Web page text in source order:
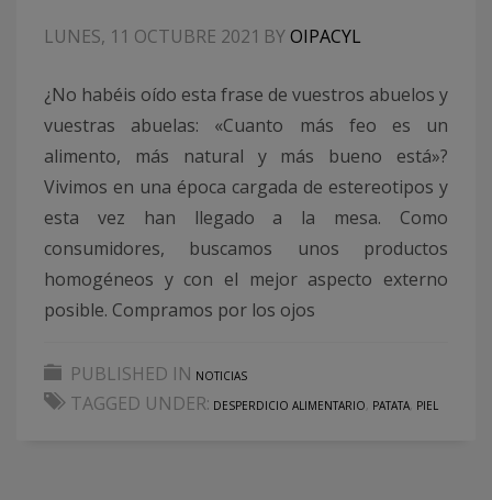
LUNES, 11 OCTUBRE 2021 BYOIPACYL
¿No habéis oído esta frase de vuestros abuelos y
vuestras abuelas: «Cuanto más feo es un
alimento, más natural y más bueno está»?
Vivimos en una época cargada de estereotipos y
esta vez han llegado a la mesa. Como
consumidores, buscamos unos productos
homogéneos y con el mejor aspecto externo
posible. Compramos por los ojos
PUBLISHED IN NOTICIAS
TAGGED UNDER: DESPERDICIO ALIMENTARIO, PATATA, PIEL